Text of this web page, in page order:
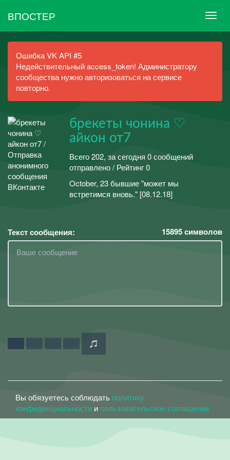
ВПОСТЕР
Ошибка VK API #5
Недействительный access_token! Администратору
сообщества нужно авторизоваться на сервисе
повторно.
брекеты чонина ♡
айкон от7
Всего 202, за сегодня 0 сообщений
отправлено / Рейтинг 0
October, 23 бывшие "может мы
встретимся вновь." [08.12.18]
Текст сообщения: 15895символов
Вы обязуетесь соблюдать политику
конфиденциальности и пользовательское соглашение